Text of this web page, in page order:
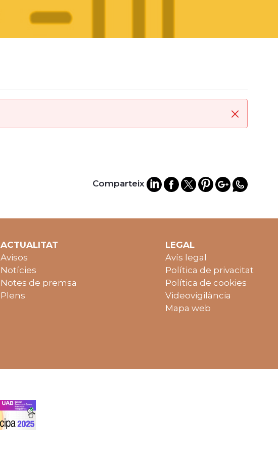
Tanca
Comparteix
ACTUALITAT
Avisos
Notícies
Notes de premsa
Plens
LEGAL
Avís legal
Política de privacitat
Política de cookies
Videovigilància
Mapa web